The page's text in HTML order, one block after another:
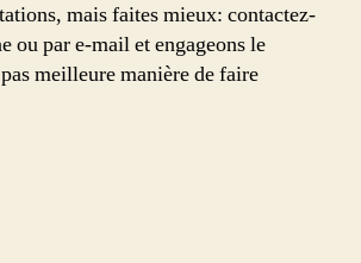
mais faites mieux: contactez-
ou par e-mail et engageons le
meilleure manière de faire